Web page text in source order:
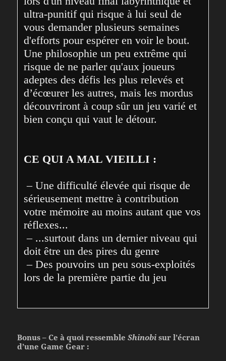
ultra-punitif qui risque à lui seul de
vous demander plusieurs semaines
d'efforts pour espérer en voir le bout.
Une philosophie un peu extrême qui
risque de ne parler qu'aux joueurs
adeptes des défis les plus relevés et
d’écœurer les autres, mais les mordus
découvriront à coup sûr un jeu varié et
bien conçu qui vaut le détour.
CE QUI A MAL VIEILLI :
– Une difficulté élevée qui risque de
sérieusement mettre à contribution
votre mémoire au moins autant que vos
réflexes...
– ...surtout dans un dernier niveau qui
doit être un des pires du genre
– Des pouvoirs un peu sous-exploités
lors de la première partie du jeu
Bonus – Ce à quoi ressembleShinobi sur l’écran
d’une Game Gear :